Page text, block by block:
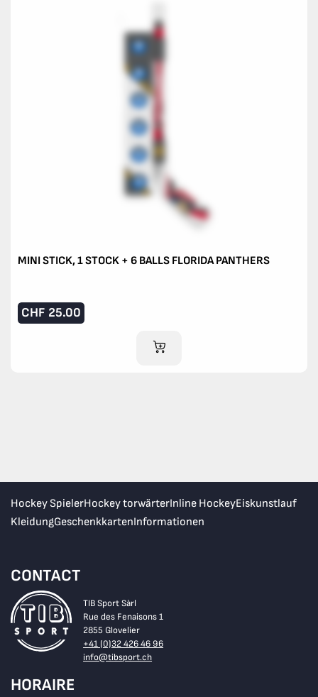
MINI STICK, 1 STOCK + 6 BALLS FLORIDA PANTHERS
CHF 25.00
IM WARENKORB
Hockey SpielerHockey torwärterInline HockeyEiskunstlauf
KleidungGeschenkkartenInformationen
CONTACT
TIB Sport Sàrl
Rue des Fenaisons 1
2855 Glovelier
+41 (0)32 426 46 96
info@tibsport.ch
HORAIRE